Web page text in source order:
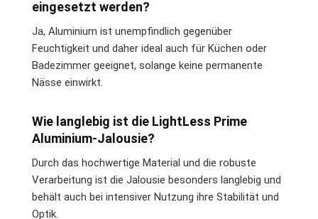
eingesetzt werden?
Ja, Aluminium ist unempfindlich gegenüber
Feuchtigkeit und daher ideal auch für Küchen oder
Badezimmer geeignet, solange keine permanente
Nässe einwirkt.
Wie langlebig ist die LightLess Prime
Aluminium-Jalousie?
Durch das hochwertige Material und die robuste
Verarbeitung ist die Jalousie besonders langlebig und
behält auch bei intensiver Nutzung ihre Stabilität und
Optik.